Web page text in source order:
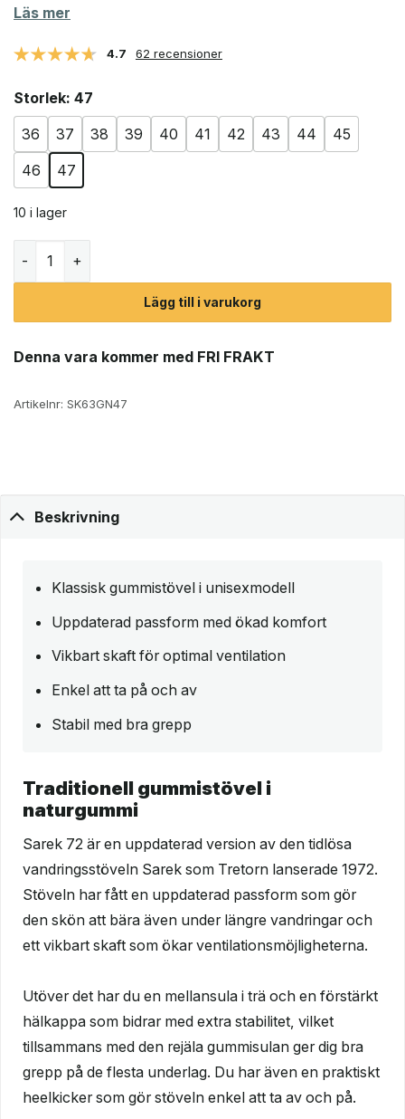
Läs mer
4.7 62 recensioner
Storlek: 47
36
37 38 39 40 41 42 43 44
45
46
47
10 i lager
Lägg till i varukorg
Denna vara kommer med FRI FRAKT
Artikelnr: SK63GN47
Beskrivning
Klassisk gummistövel i unisexmodell
Uppdaterad passform med ökad komfort
Vikbart skaft för optimal ventilation
Enkel att ta på och av
Stabil med bra grepp
Traditionell gummistövel i
naturgummi
Sarek 72 är en uppdaterad version av den tidlösa
vandringsstöveln Sarek som Tretorn lanserade 1972.
Stöveln har fått en uppdaterad passform som gör
den skön att bära även under längre vandringar och
ett vikbart skaft som ökar ventilationsmöjligheterna.
Utöver det har du en mellansula i trä och en förstärkt
hälkappa som bidrar med extra stabilitet, vilket
tillsammans med den rejäla gummisulan ger dig bra
grepp på de flesta underlag. Du har även en praktiskt
heelkicker som gör stöveln enkel att ta av och på.